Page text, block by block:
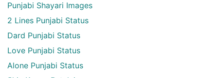
Punjabi Shayari Images
2 Lines Punjabi Status
Dard Punjabi Status
Love Punjabi Status
Alone Punjabi Status